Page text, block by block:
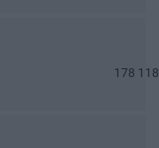
178 118